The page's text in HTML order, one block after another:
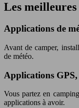
Les
Applications de
Avant de camper,
de météo.
Applications
Vous partez en
applications à avoir.